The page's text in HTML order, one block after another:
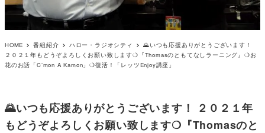
HOME 番組紹介 ハロー・ラジオシティ
🌄いつも応援ありがとうございます！
２０２１年もどうぞよろしくお願い致します❍『Thomasのともてなしラーニング』❍お
花のお話「C’mon A Kamon」❍復活！「レッツEnjoy講座」
🌄いつも応援ありがとうございます！ ２０２１年
もどうぞよろしくお願い致します❍『Thomasのと